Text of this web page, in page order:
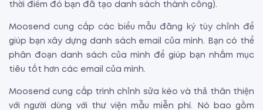
thời điểm đó bạn đã tạo danh sách thành công).
Moosend cung cấp các biểu mẫu đăng ký tùy chỉnh để
giúp bạn xây dựng danh sách email của mình. Bạn có thể
phân đoạn danh sách của mình để giúp bạn nhắm mục
tiêu tốt hơn các email của mình.
Moosend cung cấp trình chỉnh sửa kéo và thả thân thiện
với người dùng với thư viện mẫu miễn phí. Nó bao gồm